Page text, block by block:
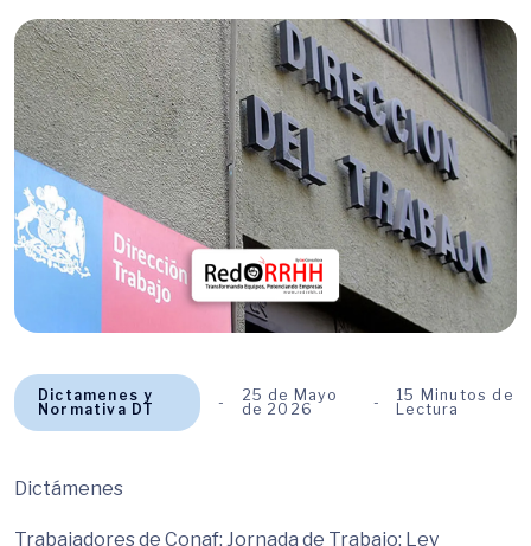
Dictamenes y
Normativa DT
25 de Mayo
de 2026
15 Minutos de
Lectura
Dictámenes
Trabajadores de Conaf; Jornada de Trabajo; Ley